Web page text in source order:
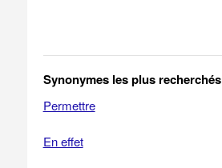
Synonymes les plus recherchés
Permettre
En effet